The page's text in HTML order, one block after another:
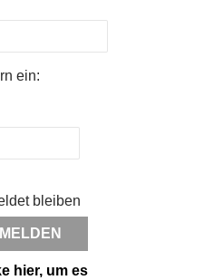
ein:
bleiben
hier, um es